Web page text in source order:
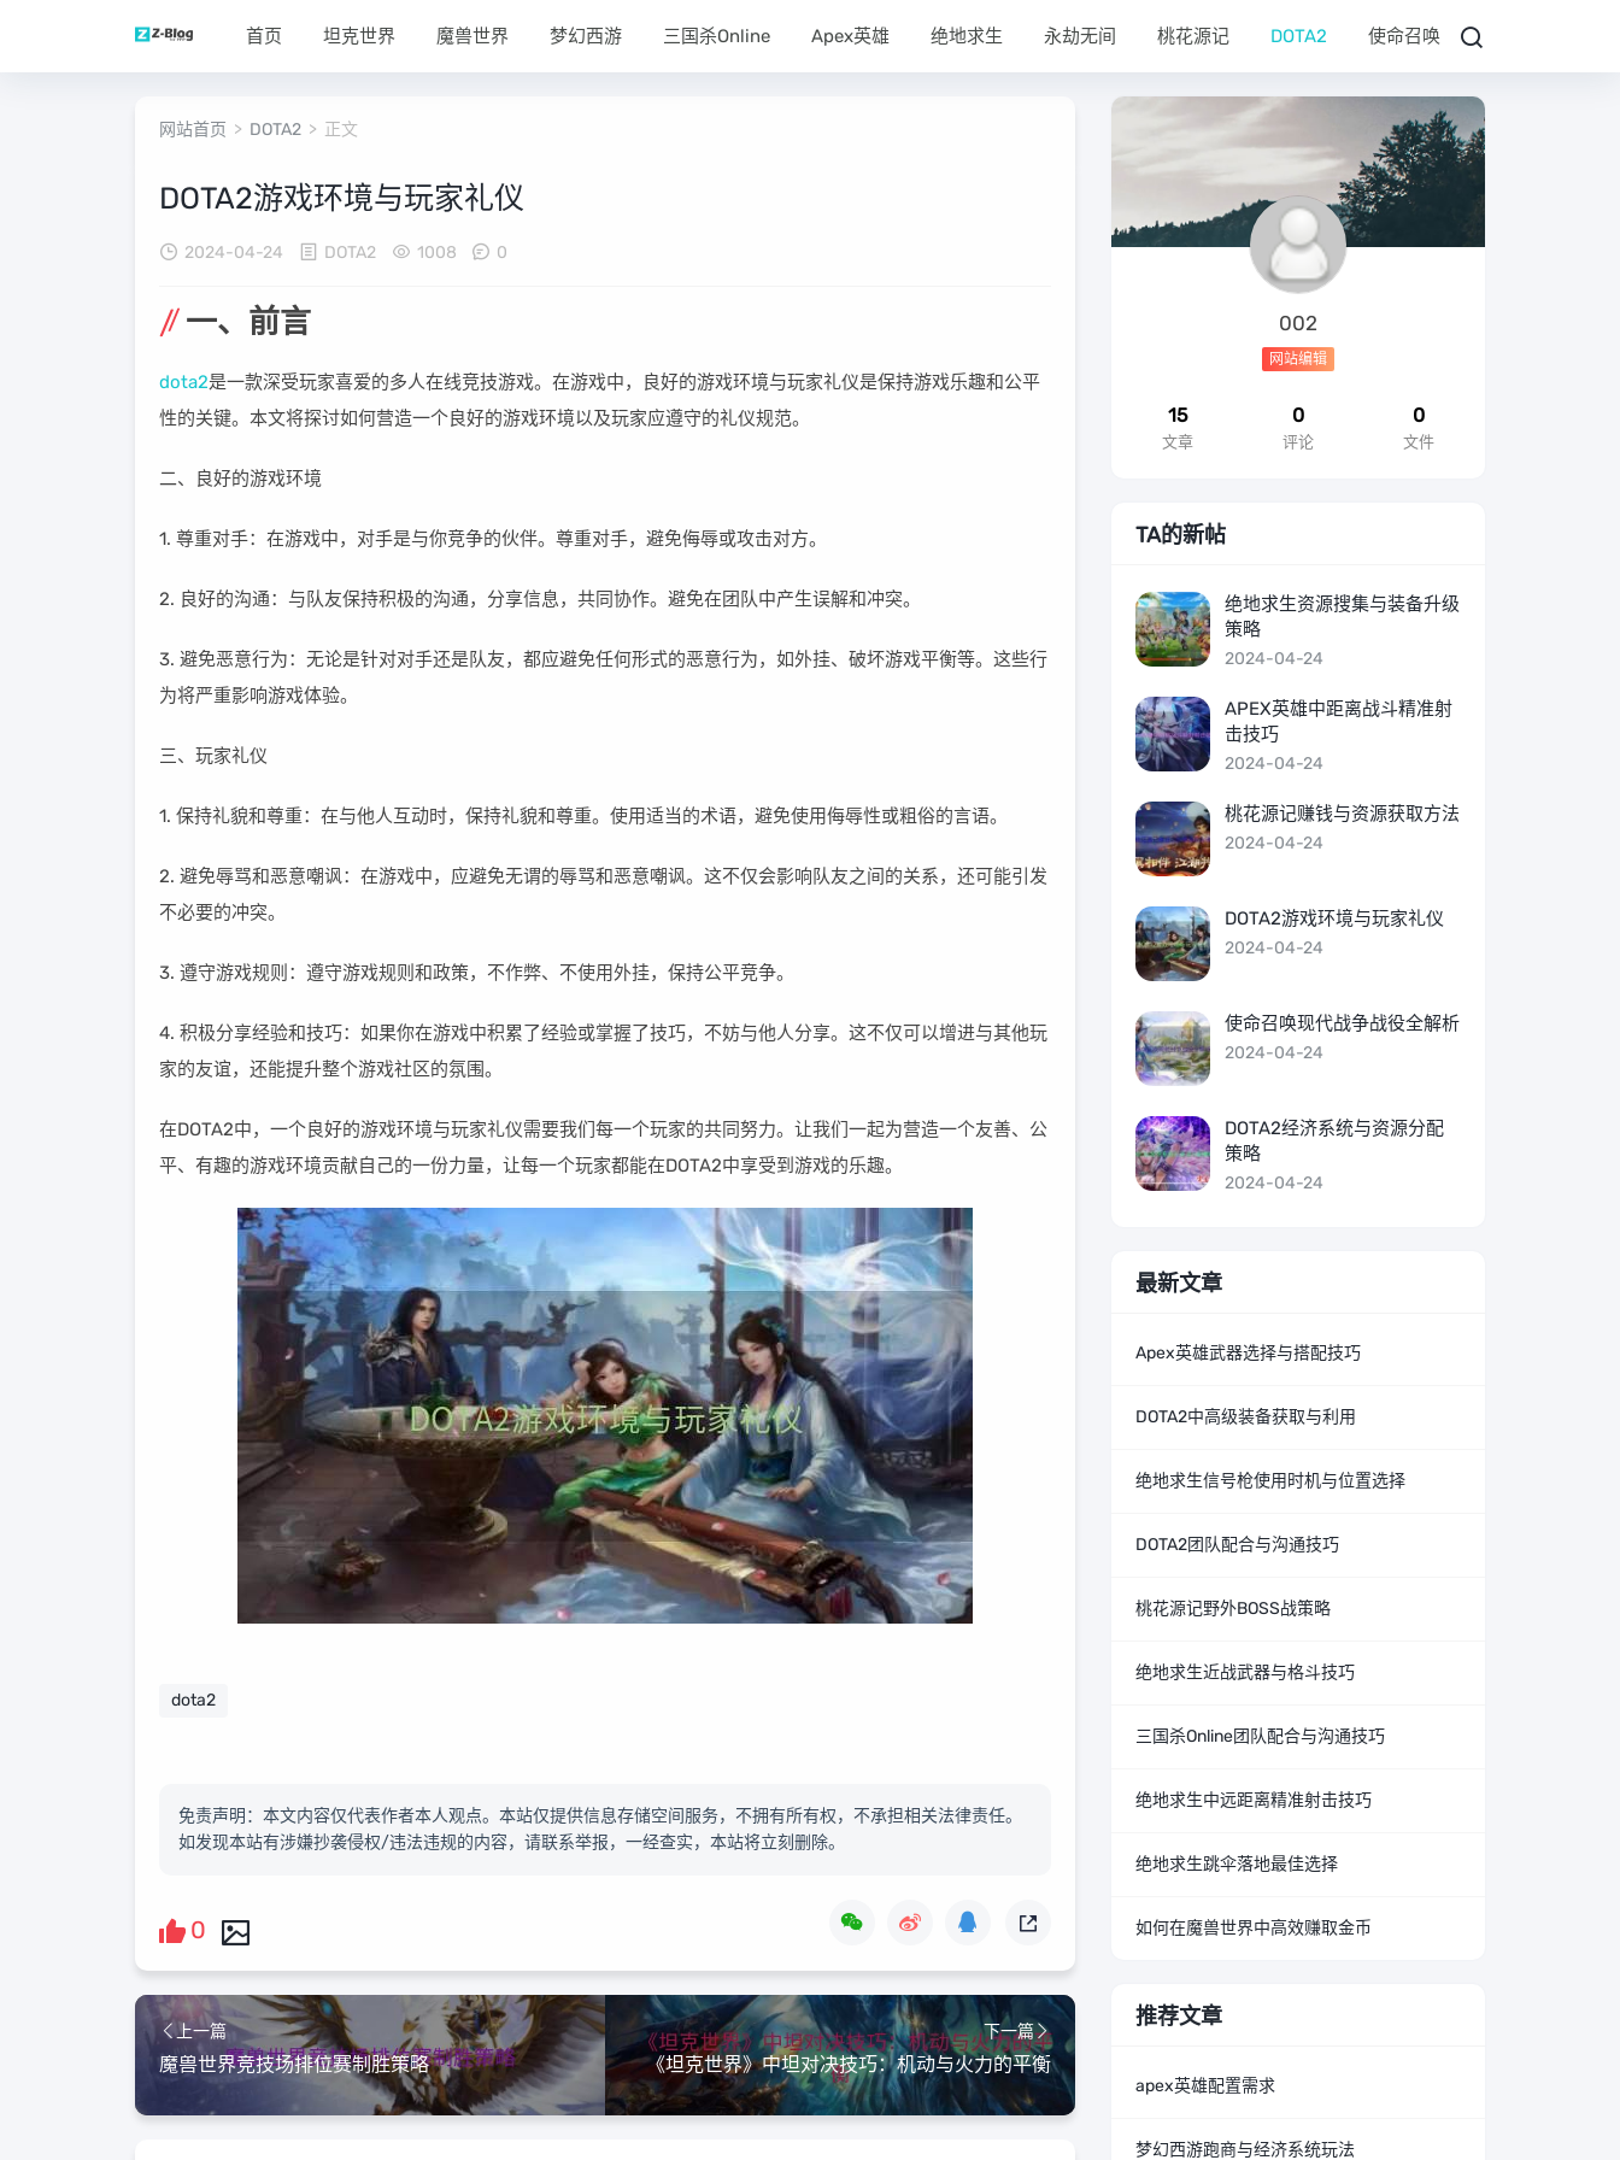
首页 坦克世界 魔兽世界 梦幻西游 三国杀Online Apex英雄 绝地求生 永劫无间 桃花源记 DOTA2 使命召唤
网站首页 > DOTA2 > 正文
DOTA2游戏环境与玩家礼仪
2024-04-24 DOTA2 1008 0
一、前言
dota2是一款深受玩家喜爱的多人在线竞技游戏。在游戏中，良好的游戏环境与玩家礼仪是保持游戏乐趣和公平
性的关键。本文将探讨如何营造一个良好的游戏环境以及玩家应遵守的礼仪规范。
二、良好的游戏环境
1. 尊重对手：在游戏中，对手是与你竞争的伙伴。尊重对手，避免侮辱或攻击对方。
2. 良好的沟通：与队友保持积极的沟通，分享信息，共同协作。避免在团队中产生误解和冲突。
3. 避免恶意行为：无论是针对对手还是队友，都应避免任何形式的恶意行为，如外挂、破坏游戏平衡等。这些行
为将严重影响游戏体验。
三、玩家礼仪
1. 保持礼貌和尊重：在与他人互动时，保持礼貌和尊重。使用适当的术语，避免使用侮辱性或粗俗的言语。
2. 避免辱骂和恶意嘲讽：在游戏中，应避免无谓的辱骂和恶意嘲讽。这不仅会影响队友之间的关系，还可能引发
不必要的冲突。
3. 遵守游戏规则：遵守游戏规则和政策，不作弊、不使用外挂，保持公平竞争。
4. 积极分享经验和技巧：如果你在游戏中积累了经验或掌握了技巧，不妨与他人分享。这不仅可以增进与其他玩
家的友谊，还能提升整个游戏社区的氛围。
在DOTA2中，一个良好的游戏环境与玩家礼仪需要我们每一个玩家的共同努力。让我们一起为营造一个友善、公
平、有趣的游戏环境贡献自己的一份力量，让每一个玩家都能在DOTA2中享受到游戏的乐趣。
dota2
免责声明：本文内容仅代表作者本人观点。本站仅提供信息存储空间服务，不拥有所有权，不承担相关法律责任。
如发现本站有涉嫌抄袭侵权/违法违规的内容，请联系举报，一经查实，本站将立刻删除。
0
上一篇
魔兽世界竞技场排位赛制胜策略
下一篇
《坦克世界》中坦对决技巧：机动与火力的平衡
002
网站编辑
15
文章
0
评论
0
文件
TA的新帖
绝地求生资源搜集与装备升级
策略
2024-04-24
APEX英雄中距离战斗精准射
击技巧
2024-04-24
桃花源记赚钱与资源获取方法
2024-04-24
DOTA2游戏环境与玩家礼仪
2024-04-24
使命召唤现代战争战役全解析
2024-04-24
DOTA2经济系统与资源分配
策略
2024-04-24
最新文章
Apex英雄武器选择与搭配技巧
DOTA2中高级装备获取与利用
绝地求生信号枪使用时机与位置选择
DOTA2团队配合与沟通技巧
桃花源记野外BOSS战策略
绝地求生近战武器与格斗技巧
三国杀Online团队配合与沟通技巧
绝地求生中远距离精准射击技巧
绝地求生跳伞落地最佳选择
如何在魔兽世界中高效赚取金币
推荐文章
apex英雄配置需求
梦幻西游跑商与经济系统玩法